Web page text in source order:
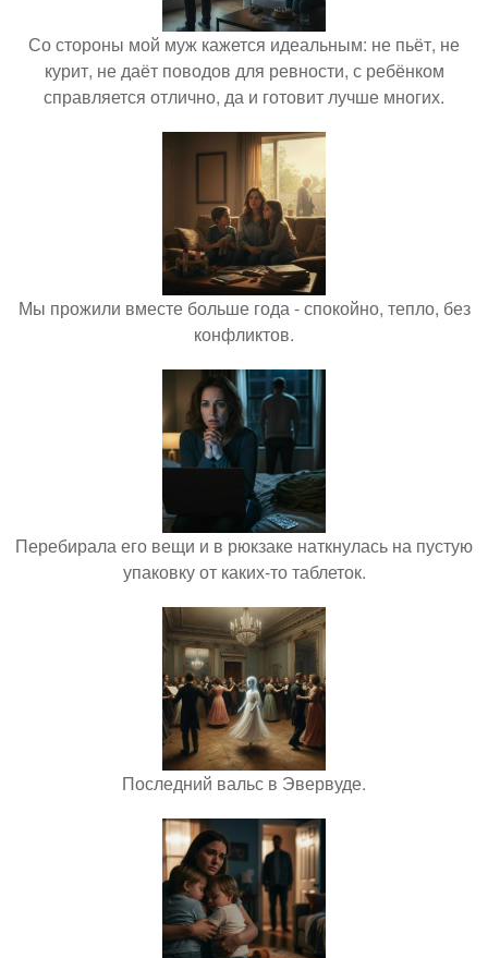
Со стороны мой муж кажется идеальным: не пьёт, не
курит, не даёт поводов для ревности, с ребёнком
справляется отлично, да и готовит лучше многих.
Мы прожили вместе больше года - спокойно, тепло, без
конфликтов.
Перебирала его вещи и в рюкзаке наткнулась на пустую
упаковку от каких-то таблеток.
Последний вальс в Эвервуде.